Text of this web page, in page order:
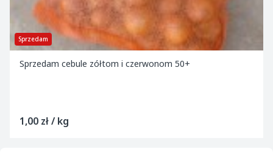
Sprzedam
Sprzedam cebule zółtom i czerwonom 50+
1,00 zł / kg